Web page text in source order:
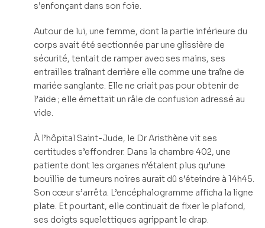
s’enfonçant dans son foie.
Autour de lui, une femme, dont la partie inférieure du
corps avait été sectionnée par une glissière de
sécurité, tentait de ramper avec ses mains, ses
entrailles traînant derrière elle comme une traîne de
mariée sanglante. Elle ne criait pas pour obtenir de
l’aide ; elle émettait un râle de confusion adressé au
vide.
À l’hôpital Saint-Jude, le Dr Aristhène vit ses
certitudes s’effondrer. Dans la chambre 402, une
patiente dont les organes n’étaient plus qu’une
bouillie de tumeurs noires aurait dû s’éteindre à 14h45.
Son cœur s’arrêta. L’encéphalogramme afficha la ligne
plate. Et pourtant, elle continuait de fixer le plafond,
ses doigts squelettiques agrippant le drap.